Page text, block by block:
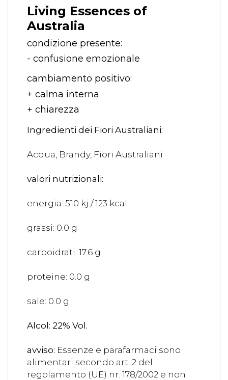
Living Essences of
Australia
condizione presente:
- confusione emozionale
cambiamento positivo:
+ calma interna
+ chiarezza
Ingredienti dei Fiori Australiani:
Acqua, Brandy, Fiori Australiani
valori nutrizionali:
energia: 510 kj / 123 kcal
grassi: 0.0 g
carboidrati: 17.6 g
proteine: 0.0 g
sale: 0.0 g
Alcol: 22% Vol.
avviso: Essenze e parafarmaci sono
alimentari secondo art. 2 del
regolamento (UE) nr. 178/2002 e non